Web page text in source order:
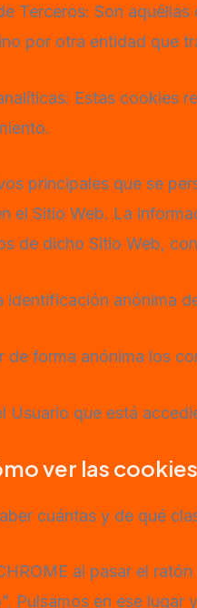
Terceros: Son
por otra entidad que
Estas cookies
principales que se
el Sitio Web. La
de dicho Sitio Web,
identificación anónima
de forma anónima los
Usuario que está
ver las
cuántas y de qué
al pasar el
Pulsamos en ese